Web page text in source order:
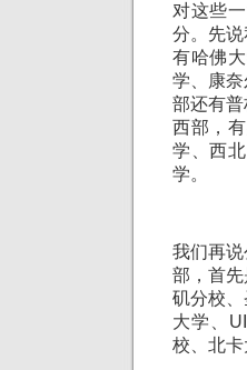
对这些
分。先
有哈佛
学、康
部还有
西部，
学、西
学。
我们再
部，首
矶分校
大学、
校、北卡